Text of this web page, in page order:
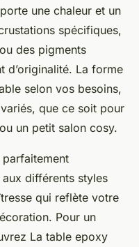
une chaleur et un
spécifiques,
des pigments
d’originalité. La forme
selon vos besoins,
que ce soit pour
un petit salon cosy.
différents styles
qui reflète votre
Pour un
La table epoxy